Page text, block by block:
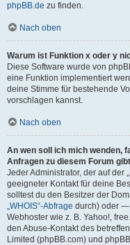
phpBB.de zu finden.
Nach oben
Warum ist Funktion x oder y
Diese Software wurde von
eine Funktion implementiert
deine Stimme für bestehende
vorschlagen kannst.
Nach oben
An wen soll ich mich wenden,
Anfragen zu diesem Forum
Jeder Administrator, der auf der
geeigneter Kontakt für deine
solltest du den Besitzer der
„WHOIS“-Abfrage durch) oder —
Webhoster wie z. B. Yahoo!,
den Abuse-Kontakt des
Limited (phpBB.com) und